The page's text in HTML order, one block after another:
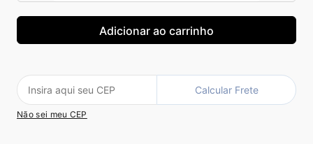
Calcular Frete
Não sei meu CEP